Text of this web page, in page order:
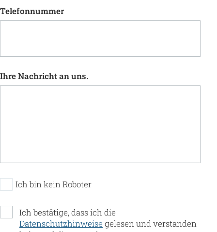
Telefonnummer
Ihre Nachricht an uns.
Ich bin kein Roboter
Ich bestätige, dass ich die
Datenschutzhinweise gelesen und verstanden